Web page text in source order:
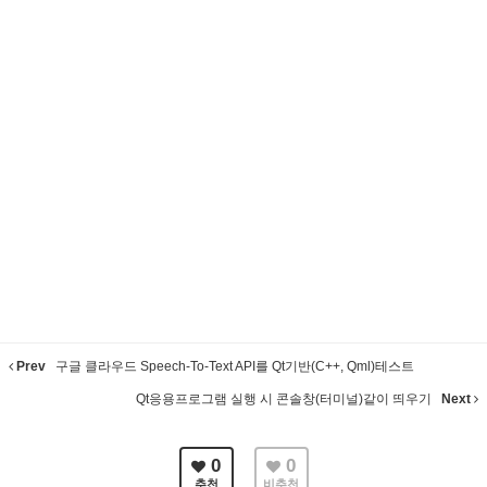
Prev 구글 클라우드 Speech-To-Text API를 Qt기반(C++, Qml)테스트
Qt응용프로그램 실행 시 콘솔창(터미널)같이 띄우기 Next
0
추천
0
비추천